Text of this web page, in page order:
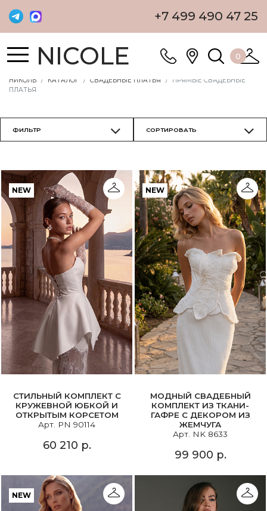
+7 499 490 47 25
NICOLE 0
НИКОЛЬ КАТАЛОГ СВАДЕБНЫЕ ПЛАТЬЯ
ПРЯМЫЕ СВАДЕБНЫЕ
ПЛАТЬЯ
NEW
СТИЛЬНЫЙ КОМПЛЕКТ С
КРУЖЕВНОЙ ЮБКОЙ И
ОТКРЫТЫМ КОРСЕТОМ
Арт. PN 90114
60 210 р.
NEW
МОДНЫЙ СВАДЕБНЫЙ
КОМПЛЕКТ ИЗ ТКАНИ-
ГАФРЕ С ДЕКОРОМ ИЗ
ЖЕМЧУГА
Арт. NK 8633
99 900 р.
NEW